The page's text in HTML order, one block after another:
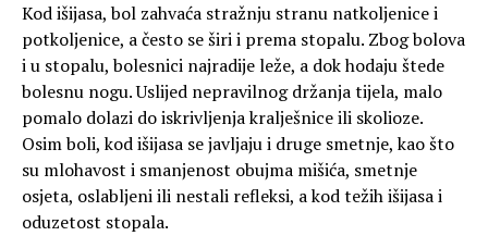
Kod išijasa, bol zahvaća stražnju stranu natkoljenice i
potkoljenice, a često se širi i prema stopalu. Zbog bolova
i u stopalu, bolesnici najradije leže, a dok hodaju štede
bolesnu nogu. Uslijed nepravilnog držanja tijela, malo
pomalo dolazi do iskrivljenja kralješnice ili skolioze.
Osim boli, kod išijasa se javljaju i druge smetnje, kao što
su mlohavost i smanjenost obujma mišića, smetnje
osjeta, oslabljeni ili nestali refleksi, a kod težih išijasa i
oduzetost stopala.